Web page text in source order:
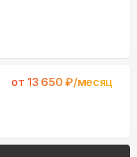
от 13 650 ₽/месяц